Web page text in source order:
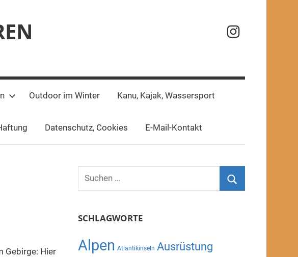
Reisefotos
Outdoor im Winter Kanu, Kajak, Wassersport
Datenschutz, Cookies E-Mail-Kontakt
Gebirge: Hier
Suchen
SCHLAGWORTE
Alpen Atlantikinseln Ausrüstung